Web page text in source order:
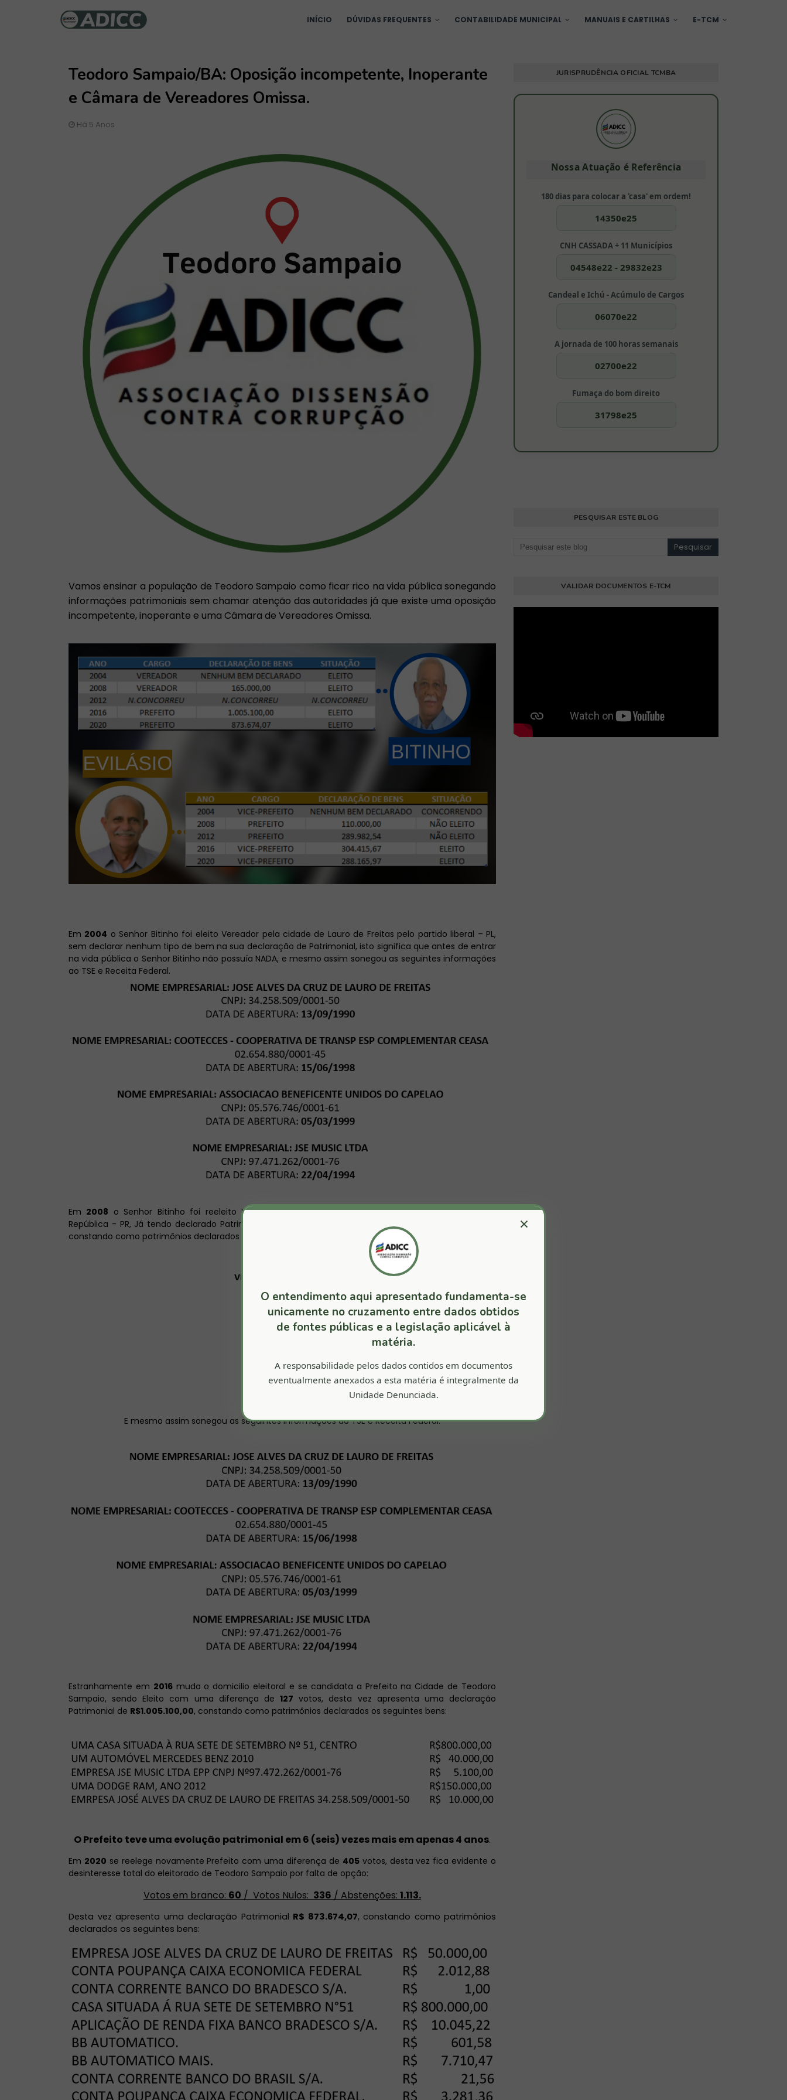
INÍCIO DÚVIDAS FREQUENTES CONTABILIDADE MUNICIPAL MANUAIS E CARTILHAS E-TCM
Teodoro Sampaio/BA: Oposição incompetente, Inoperante
e Câmara de Vereadores Omissa.
Há 5 Anos
Vamos ensinar a população de Teodoro Sampaio como ficar rico na vida pública sonegando
informações patrimoniais sem chamar atenção das autoridades já que existe uma oposição
incompetente, inoperante e uma Câmara de Vereadores Omissa.
Em 2004 o Senhor Bitinho foi eleito Vereador pela cidade de Lauro de Freitas pelo partido liberal – PL,
sem declarar nenhum tipo de bem na sua declaração de Patrimonial, isto significa que antes de entrar
na vida pública o Senhor Bitinho não possuía NADA, e mesmo assim sonegou as seguintes informações
ao TSE e Receita Federal.
Em 2008 o Senhor Bitinho foi reeleito Vereador pela cidade de Lauro de Freitas pelo Partido da
República - PR, Já tendo declarado Patrimônio de R$ 165.000,00 (Cento e sessenta e cinco mil reais)
constando como patrimônios declarados os seguintes bens:
VEÍCULO PAJERO SPOR
R$ 120.000,00
VEÍCULO FORD KA
R$ 30.000,00
E mesmo assim sonegou as seguintes informações ao TSE e Receita Federal:
Estranhamente em 2016muda o domicilio eleitoral e se candidata a Prefeito na Cidade de Teodoro
Sampaio, sendo Eleito com uma diferença de127 votos, desta vez apresenta uma declaração
Patrimonial de R$1.005.100,00, constando como patrimônios declarados os seguintes bens:
O Prefeito teve uma evolução patrimonial em 6 (seis) vezes mais em apenas 4 anos.
Em 2020 se reelege novamente Prefeito com uma diferença de 405votos, desta vez fica evidente o
desinteresse total do eleitorado de Teodoro Sampaio por falta de opção:
Votos em branco: 60 / Votos Nulos: 336 / Abstenções: 1.113.
Desta vez apresenta uma declaração Patrimonial R$ 873.674,07, constando como patrimônios
declarados os seguintes bens:
JURISPRUDÊNCIA OFICIAL TCMBA
Nossa Atuação é Referência
180 dias para colocar a 'casa' em ordem!
14350e25
CNH CASSADA + 11 Municípios
04548e22 - 29832e23
Candeal e Ichú - Acúmulo de Cargos
06070e22
A jornada de 100 horas semanais
02700e22
Fumaça do bom direito
31798e25
PESQUISAR ESTE BLOG
VALIDAR DOCUMENTOS E-TCM